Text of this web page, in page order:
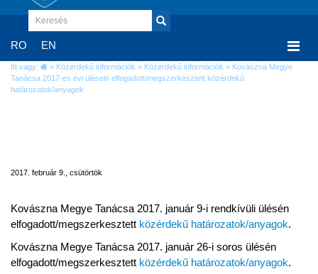
RO EN
Itt vagy: » Közérdekű információk » Közérdekű információk » Kovászna Megye
Tanácsa 2017-es évi ülésein elfogadott/megszerkesztett közérdekű
határozatok/anyagok
2017. február 9., csütörtök
Kovászna Megye Tanácsa 2017. január 9-i rendkívüli ülésén
elfogadott/megszerkesztett közérdekű határozatok/anyagok.
Kovászna Megye Tanácsa 2017. január 26-i soros ülésén
elfogadott/megszerkesztett közérdekű határozatok/anyagok.